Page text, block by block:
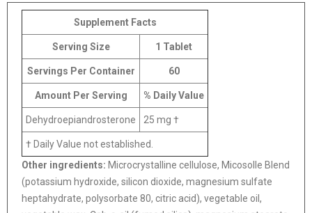
Supplement Facts
Serving Size 1 Tablet
Servings Per Container 60
Amount Per Serving % Daily Value
Dehydroepiandrosterone 25 mg †
† Daily Value not established.
Other ingredients: Microcrystalline cellulose, Micosolle Blend
(potassium hydroxide, silicon dioxide, magnesium sulfate
heptahydrate, polysorbate 80, citric acid), vegetable oil,